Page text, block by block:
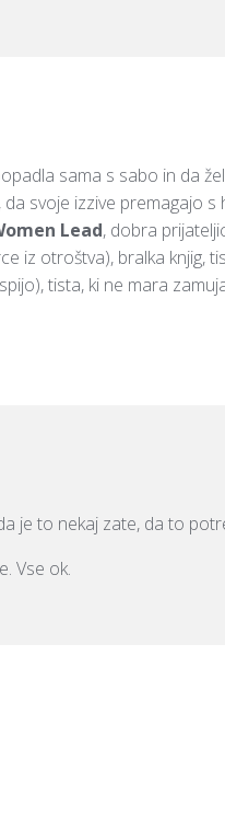
sama s sabo in da
da svoje izzive premagajo
Lead, dobra
iz otroštva), bralka knjig,
tista, ki ne mara
je to nekaj zate, da to
Vse ok.